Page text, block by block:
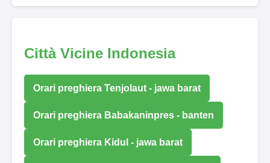
Città Vicine Indonesia
Orari preghiera Tenjolaut - jawa barat
Orari preghiera Babakaninpres - banten
Orari preghiera Kidul - jawa barat